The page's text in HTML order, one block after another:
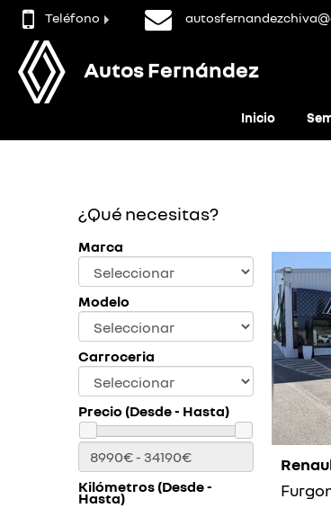
Teléfono
Autos Fernández
Inicio
¿Qué necesitas?
Marca
Modelo
Carroceria
Precio (Desde - Hasta)
Kilómetros (Desde -
Hasta)